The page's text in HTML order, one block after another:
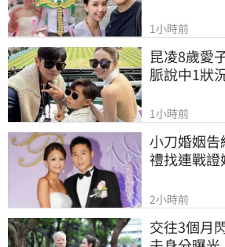
1小時前
昆凌8歲愛
脈說中1狀
1小時前
小刀婚姻
禮找連戰證
2小時前
交往3個月